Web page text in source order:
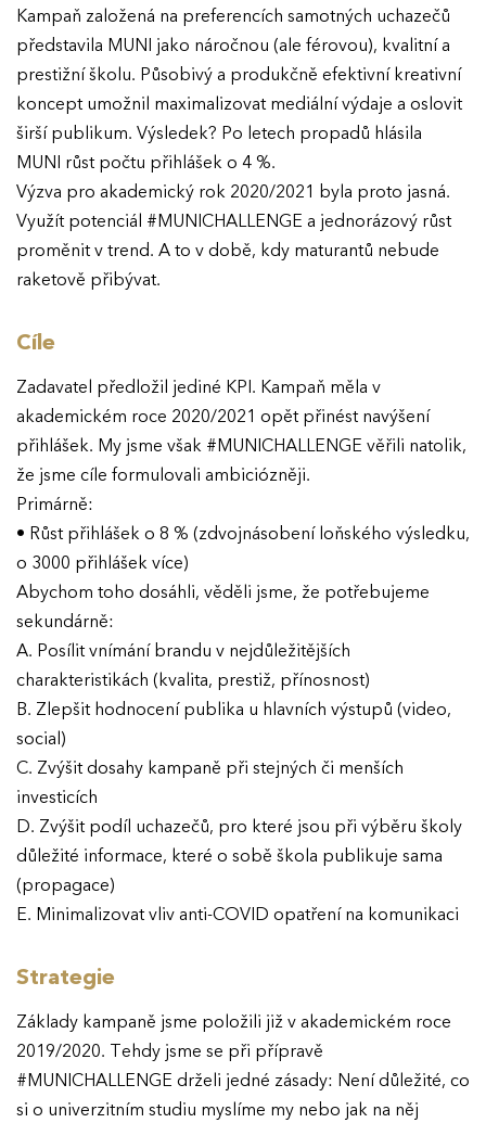
Kampaň založená na preferencích samotných uchazečů
představila MUNI jako náročnou (ale férovou), kvalitní a
prestižní školu. Působivý a produkčně efektivní kreativní
koncept umožnil maximalizovat mediální výdaje a oslovit
širší publikum. Výsledek? Po letech propadů hlásila
MUNI růst počtu přihlášek o 4 %.
Výzva pro akademický rok 2020/2021 byla proto jasná.
Využít potenciál #MUNICHALLENGE a jednorázový růst
proměnit v trend. A to v době, kdy maturantů nebude
raketově přibývat.
Cíle
Zadavatel předložil jediné KPI. Kampaň měla v
akademickém roce 2020/2021 opět přinést navýšení
přihlášek. My jsme však #MUNICHALLENGE věřili natolik,
že jsme cíle formulovali ambiciózněji.
Primárně:
• Růst přihlášek o 8 % (zdvojnásobení loňského výsledku,
o 3000 přihlášek více)
Abychom toho dosáhli, věděli jsme, že potřebujeme
sekundárně:
A. Posílit vnímání brandu v nejdůležitějších
charakteristikách (kvalita, prestiž, přínosnost)
B. Zlepšit hodnocení publika u hlavních výstupů (video,
social)
C. Zvýšit dosahy kampaně při stejných či menších
investicích
D. Zvýšit podíl uchazečů, pro které jsou při výběru školy
důležité informace, které o sobě škola publikuje sama
(propagace)
E. Minimalizovat vliv anti-COVID opatření na komunikaci
Strategie
Základy kampaně jsme položili již v akademickém roce
2019/2020. Tehdy jsme se při přípravě
#MUNICHALLENGE drželi jedné zásady: Není důležité, co
si o univerzitním studiu myslíme my nebo jak na něj